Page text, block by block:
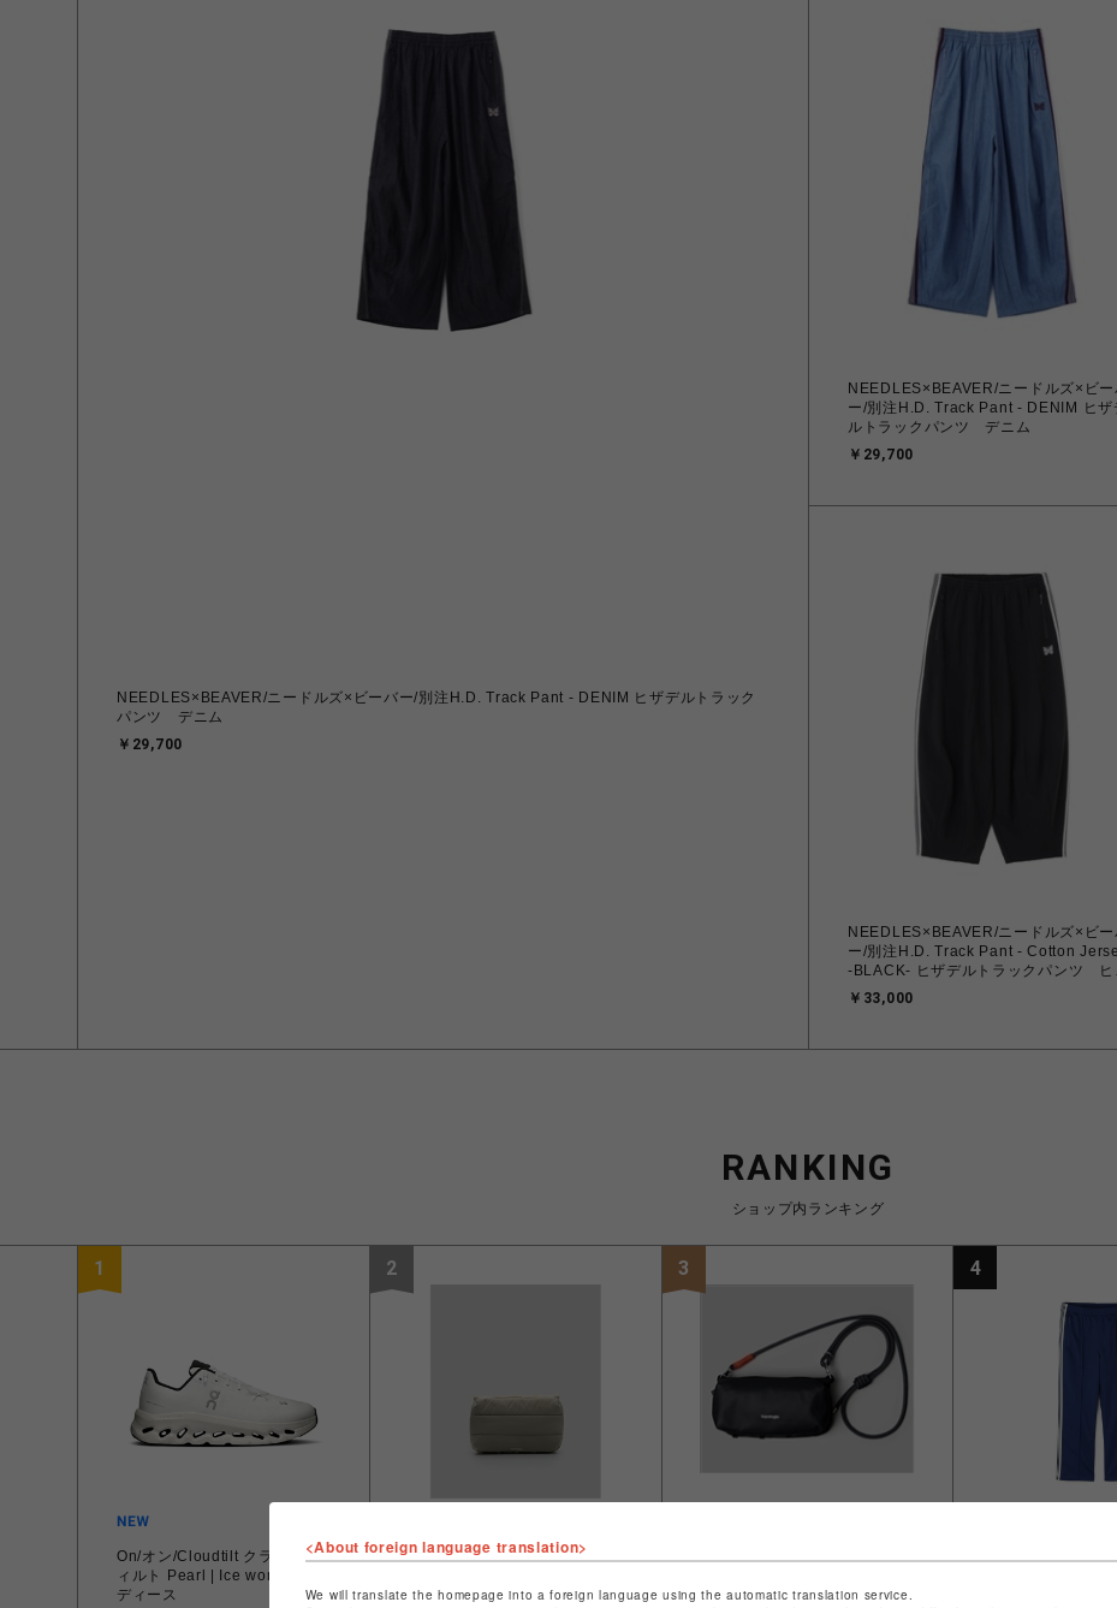
NEEDLES×BEAVER/ニードルズ×ビーバー/別注H.D. Track Pant - DENIM ヒザデルトラック
パンツ デニム
￥29,700
NEEDLES×BEAVER/ニードルズ×ビー
ー/別注H.D. Track Pant - DENIM ヒザデ
ルトラックパンツ デニム
￥29,700
NEEDLES×BEAVER/ニードルズ×ビー
ー/別注H.D. Track Pant - Cotton
-BLACK- ヒザデルトラックパンツ ヒ
デルパンツ
￥33,000
RANKING
ショップ内ランキング
1
On/オン/Cloudtilt クラウドテ
ィルト Pearl | Ice women's レ
ディース
2
Topologie/トポロジー Bottle
シュ ラージ
3
Topologie/トポロジー/Bottle
【バッグ単体】 Dry Black
4
<About foreign language translation>
We will translate the homepage into a foreign language using the automatic translation service.